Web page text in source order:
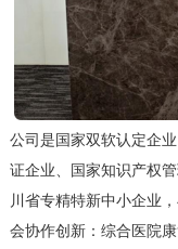
公司是国家双软认定企
证企业、国家知识产权
川省专精特新中小企业
会协作创新：综合医院